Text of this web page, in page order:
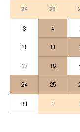
24
25
3 4
10 11
17 18
24 25
31 1